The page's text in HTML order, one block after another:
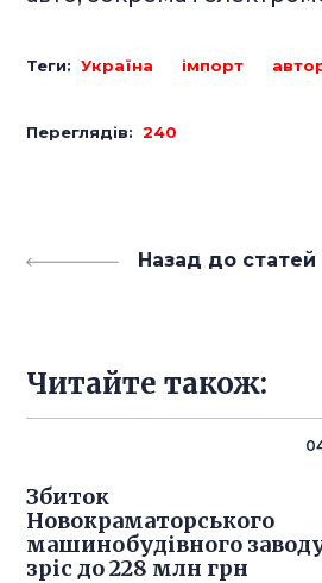
Теги: Україна імпорт
Переглядів: 240
Назад до статей
Читайте також:
Збиток
Новокраматорського
машинобудівного
зріс до 228 млн грн